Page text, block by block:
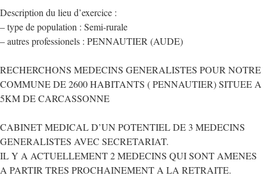
Description du lieu d’exercice :
– type de population : Semi-rurale
– autres professionels : PENNAUTIER (AUDE)
RECHERCHONS MEDECINS GENERALISTES POUR NOTRE
COMMUNE DE 2600 HABITANTS ( PENNAUTIER) SITUEE A
5KM DE CARCASSONNE
CABINET MEDICAL D’UN POTENTIEL DE 3 MEDECINS
GENERALISTES AVEC SECRETARIAT.
IL Y A ACTUELLEMENT 2 MEDECINS QUI SONT AMENES
A PARTIR TRES PROCHAINEMENT A LA RETRAITE.